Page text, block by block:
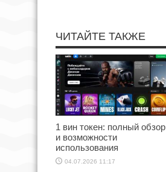
ЧИТАЙТЕ ТАКЖЕ
1 вин токен: полный обзор
и возможности
использования
04.07.2026 11:17